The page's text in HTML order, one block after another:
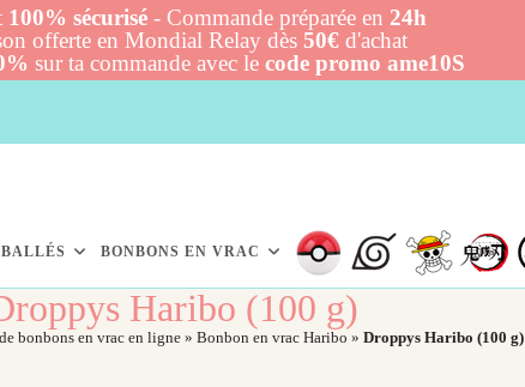
100% sécurisé - Commande préparée en 24h
offerte en Mondial Relay dès 50€d'achat
sur ta commande avec le code promo ame10S
BONBONS EN VRAC
Haribo (100 g)
bonbons en vrac en ligne» Bonbon en vrac Haribo » Droppys Haribo (100 g)